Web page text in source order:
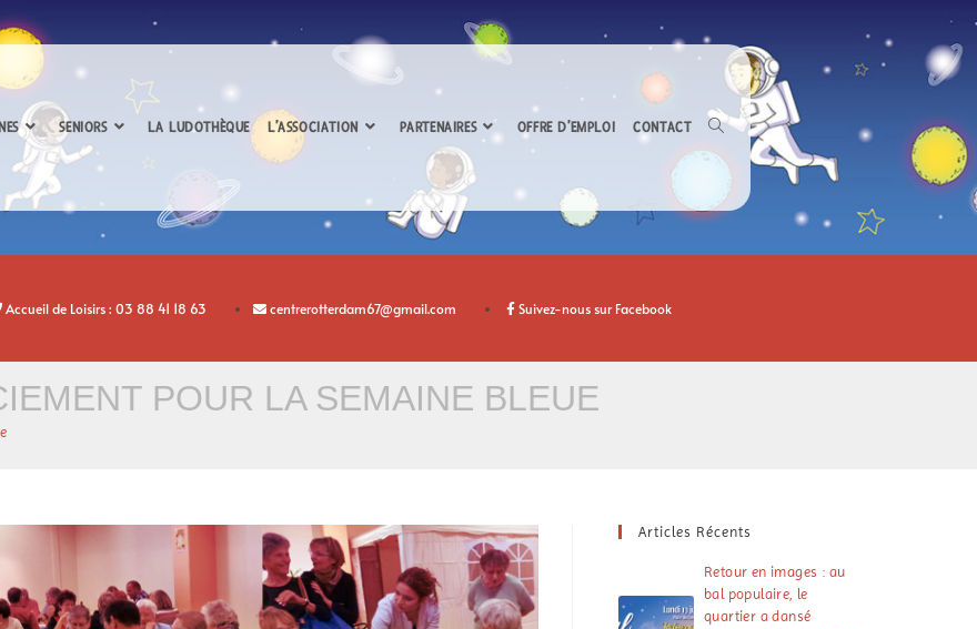
SENIORS LA LUDOTHÈQUE L’ASSOCIATION PARTENAIRES OFFRE D’EMPLOI CONTACT
Accueil de Loisirs : 03 88 41 18 63 centrerotterdam67@gmail.com Suivez-nous sur Facebook
POUR LA SEMAINE BLEUE
Articles Récents
Retour en images : au
bal populaire, le
quartier a dansé